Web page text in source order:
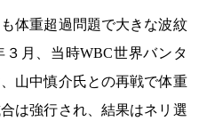
体重超過問題で大きな波紋
月、当時WBC世界バンタ
山中慎介氏との再戦で体重
は強行され、結果はネリ選